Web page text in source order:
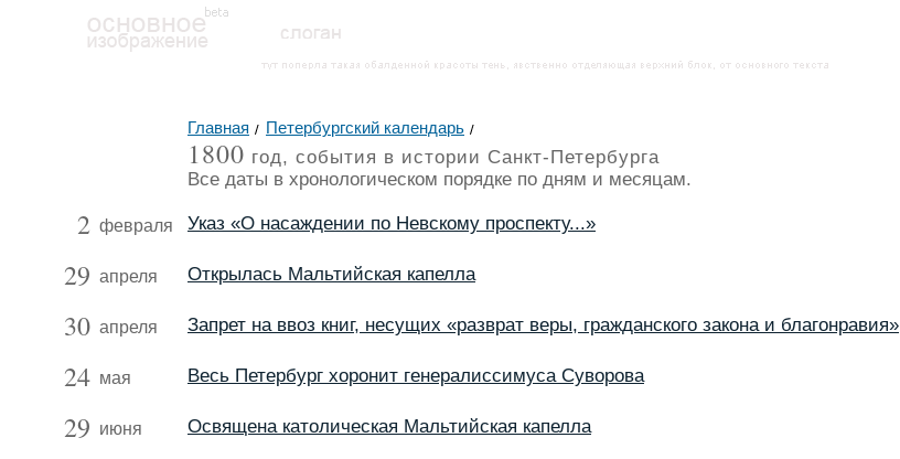
Главная Петербургский календарь
1800 год, события в истории Санкт-Петербурга
Все даты в хронологическом порядке по дням и месяцам.
2 февраля Указ «О насаждении по Невскому проспекту...»
29 апреля Открылась Мальтийская капелла
30 апреля Запрет на ввоз книг, несущих «разврат веры, гражданского закона и благонравия»
24 мая Весь Петербург хоронит генералиссимуса Суворова
29 июня Освящена католическая Мальтийская капелла